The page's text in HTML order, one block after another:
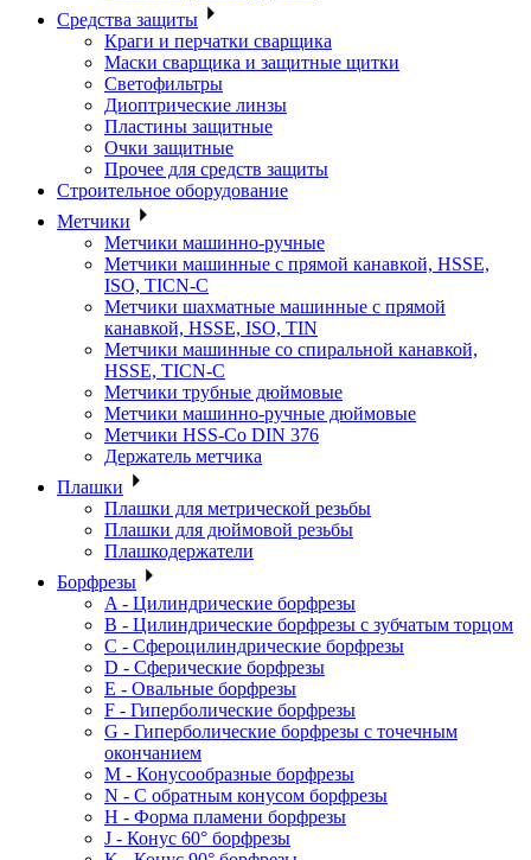
Средства защиты
Краги и перчатки сварщика
Маски сварщика и защитные щитки
Светофильтры
Диоптрические линзы
Пластины защитные
Очки защитные
Прочее для средств защиты
Строительное оборудование
Метчики
Метчики машинно-ручные
Метчики машинные с прямой канавкой, HSSE,
ISO, TICN-C
Метчики шахматные машинные с прямой
канавкой, HSSE, ISO, TIN
Метчики машинные со спиральной канавкой,
HSSE, TICN-C
Метчики трубные дюймовые
Метчики машинно-ручные дюймовые
Метчики HSS-Co DIN 376
Держатель метчика
Плашки
Плашки для метрической резьбы
Плашки для дюймовой резьбы
Плашкодержатели
Борфрезы
A - Цилиндрические борфрезы
B - Цилиндрические борфрезы с зубчатым торцом
C - Сфероцилиндрические борфрезы
D - Сферические борфрезы
E - Овальные борфрезы
F - Гиперболические борфрезы
G - Гиперболические борфрезы с точечным
окончанием
M - Конусообразные борфрезы
N - С обратным конусом борфрезы
H - Форма пламени борфрезы
J - Конус 60° борфрезы